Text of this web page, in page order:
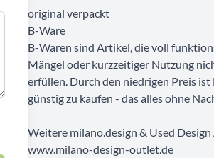
original verpackt
B-Ware
B-Waren sind Artikel, die voll
Mängel oder kurzzeitiger Nutzung
erfüllen. Durch den niedrigen Preis
günstig zu kaufen - das alles ohne
Weitere milano.design & Used
www.milano-design-outlet.de